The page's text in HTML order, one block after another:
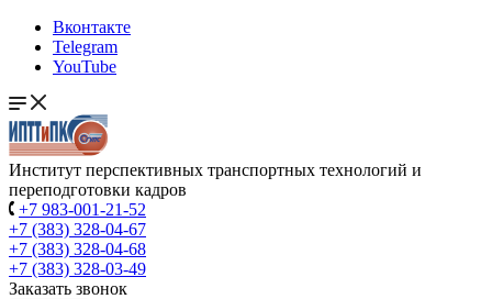
Вконтакте
Telegram
YouTube
Институт перспективных транспортных технологий и
переподготовки кадров
+7 983-001-21-52
+7 (383) 328-04-67
+7 (383) 328-04-68
+7 (383) 328-03-49
Заказать звонок